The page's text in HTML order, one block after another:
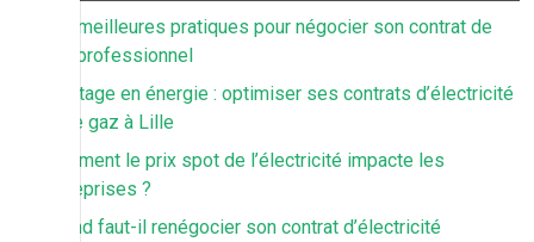
Les meilleures pratiques pour négocier son contrat de
gaz professionnel
Courtage en énergie : optimiser ses contrats d’électricité
et de gaz à Lille
Comment le prix spot de l’électricité impacte les
entreprises ?
Quand faut-il renégocier son contrat d’électricité